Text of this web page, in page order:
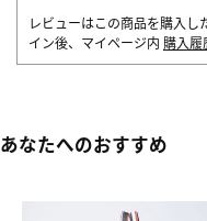
レビューはこの商品を購入
イン後、マイページ内 購入履
あなたへのおすすめ